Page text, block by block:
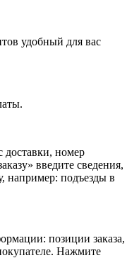
удобный для вас
номер
введите сведения,
например: подъезды в
позиции заказа,
Нажмите